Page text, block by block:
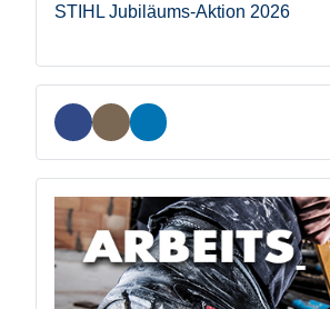
STIHL Jubiläums-Aktion 2026